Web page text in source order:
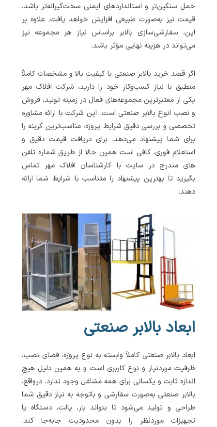
حمل سنگین‌تر و استانداردهای ایمنی سخت‌گیرانه‌تر باشد،
قیمت نیز به‌صورت طبیعی افزایش خواهد یافت. علاوه بر
این، سفارشی‌سازی بالابر براساس نیاز هر مجموعه نیز
می‌تواند در هزینه نهایی مؤثر باشد.
اگر قصد خرید بالابر صنعتی با کیفیت بالا و مشخصات کاملاً
منطبق با نیاز کسب‌وکار خود را دارید، شرکت افلاک مهر
یکی از معتبرترین مجموعه‌های فعال در زمینه تولید، فروش
و نصب انواع بالابر صنعتی است. این شرکت با ارائه مشاوره
تخصصی و بررسی دقیق شرایط پروژه، مناسب‌ترین گزینه را
برای شما پیشنهاد می‌دهد. برای دریافت قیمت دقیق و
استعلام فوری، کافی است همین حالا از طریق شماره تلفن
های مندرج در سایت با کارشناسان افلاک مهر تماس
بگیرید تا بهترین پیشنهاد را متناسب با شرایط شما ارائه
دهند.
ابعاد بالابر صنعتی
ابعاد بالابر صنعتی کاملاً وابسته به نوع پروژه، فضای نصب،
ظرفیت موردنیاز و نوع کاربری است و به همین دلیل هیچ
اندازه ثابت و یکسانی برای همه مشاغل وجود ندارد. درواقع،
بالابر صنعتی به‌صورت سفارشی و باتوجه به نیاز دقیق شما
طراحی و تولید می‌شود تا بتواند بار، پالت، دستگاه یا
تجهیزات موردنظر را بدون محدودیت جابه‌جا کند.